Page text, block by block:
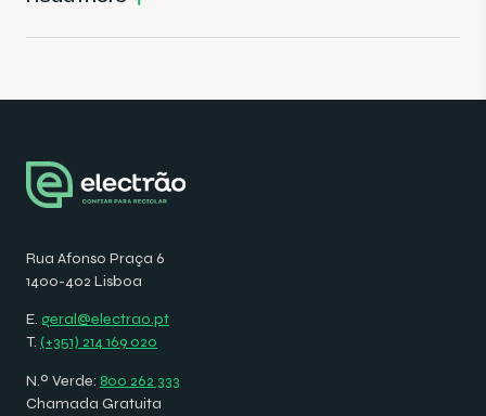
Rua Afonso Praça 6
1400-402 Lisboa
E. geral@electrao.pt
T. (+351) 214 169 020
N.º Verde: 800 262 333
Chamada Gratuita